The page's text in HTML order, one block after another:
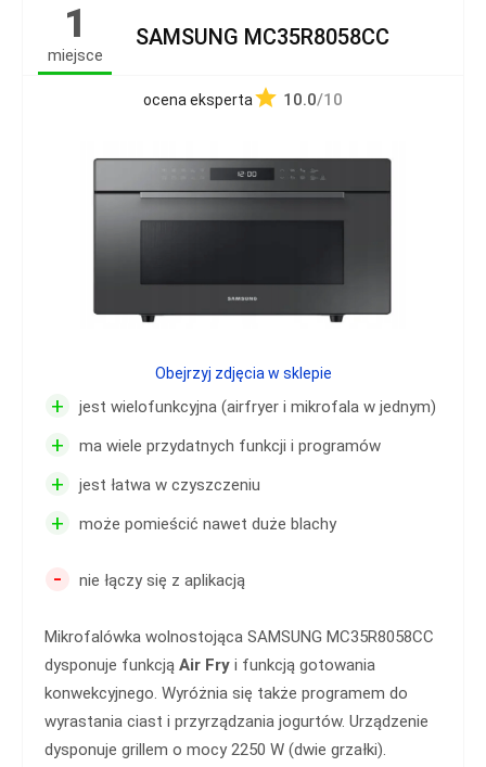
1
miejsce
SAMSUNG MC35R8058CC
ocena eksperta 10.0/10
+ jest wielofunkcyjna (airfryer i mikrofala w jednym)
+ ma wiele przydatnych funkcji i programów
+ jest łatwa w czyszczeniu
+ może pomieścić nawet duże blachy
- nie łączy się z aplikacją
Mikrofalówka wolnostojąca SAMSUNG MC35R8058CC
dysponuje funkcją Air Fry i funkcją gotowania
konwekcyjnego. Wyróżnia się także programem do
wyrastania ciast i przyrządzania jogurtów. Urządzenie
dysponuje grillem o mocy 2250 W (dwie grzałki).
Obejrzyj zdjęcia w sklepie